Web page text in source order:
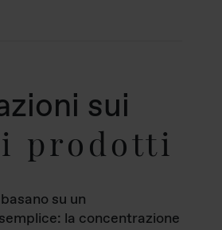
sui
prodotti
su un
la concentrazione